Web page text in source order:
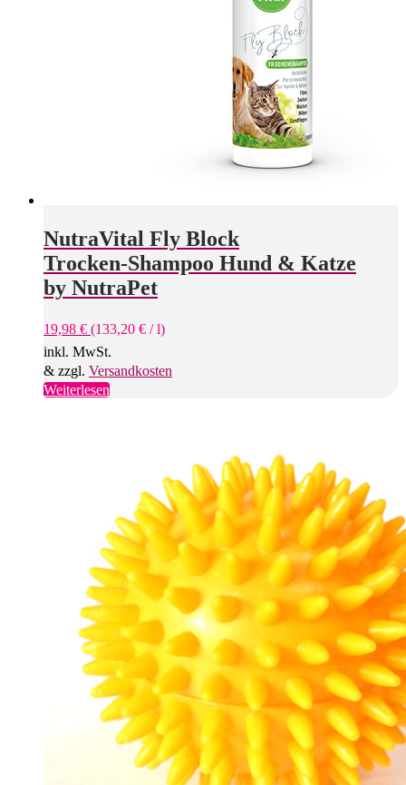
NutraVital Fly Block
Trocken-Shampoo Hund & Katze
by NutraPet
19,98 € (133,20 € /l)
inkl. MwSt.
& zzgl. Versandkosten
Weiterlesen